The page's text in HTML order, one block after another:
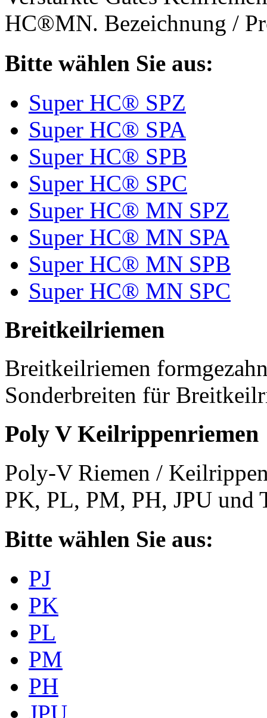
HC®MN. Bezeichnung /
Bitte wählen Sie aus:
Super HC® SPZ
Super HC® SPA
Super HC® SPB
Super HC® SPC
Super HC® MN SPZ
Super HC® MN SPA
Super HC® MN SPB
Super HC® MN SPC
Breitkeilriemen
Breitkeilriemen
Sonderbreiten für
Poly V Keilrippenriemen
Poly-V Riemen /
PK, PL, PM, PH, JPU und
Bitte wählen Sie aus:
PJ
PK
PL
PM
PH